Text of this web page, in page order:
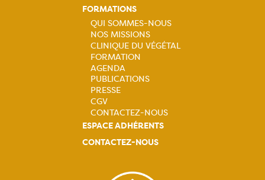
FORMATIONS
Navigation
principale
QUI SOMMES-NOUS
NOS MISSIONS
CLINIQUE DU VÉGÉTAL
FORMATION
AGENDA
PUBLICATIONS
PRESSE
CGV
CONTACTEZ-NOUS
ESPACE ADHÉRENTS
CONTACTEZ-NOUS